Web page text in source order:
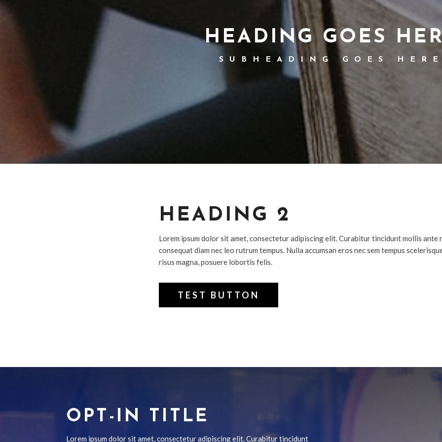
HEADING GOES
SUBHEADING GOES
HEADING 2
Lorem ipsum dolor sit amet, consectetur adipiscing elit. Curabitur tincidunt mollis ante
consequat diam nec leo rutrum tempus. Nulla accumsan eros nec sem tempus
risus magna, posuere lobortis felis.
TEST BUTTON
OPT-IN TITLE
Lorem ipsum dolor sit amet, consectetur adipiscing elit. Curabitur tincidunt